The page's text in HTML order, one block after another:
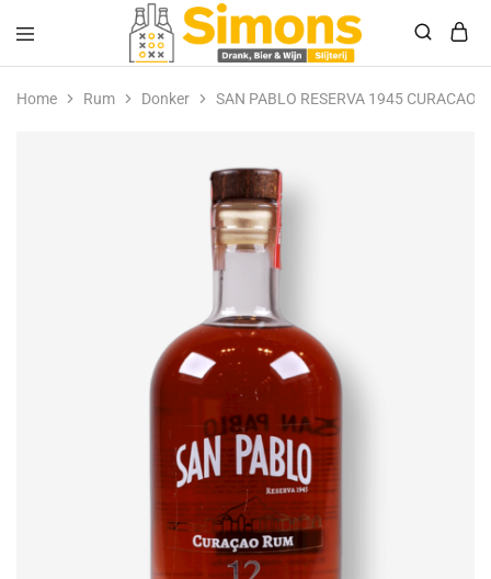
Simonsdrank.nl
Drank,
&
Home Rum Donker SAN PABLO RESERVA 1945 CURACAO